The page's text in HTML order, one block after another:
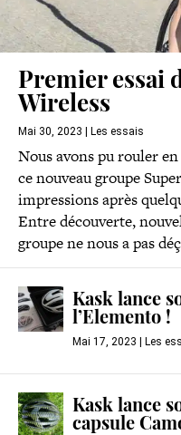
Premier essai
Wireless
Mai 30, 2023 | Les essais
Nous avons pu rouler
ce nouveau groupe
impressions après
Entre découverte,
groupe ne nous a pas
Kask lance
l’Elemento !
Mai 17, 2023 | Les
Kask lance
capsule